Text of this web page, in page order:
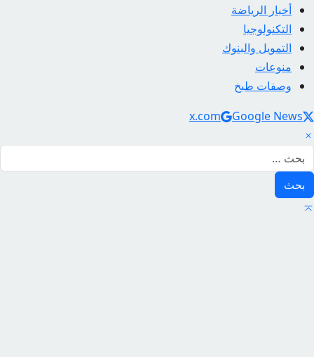
أخبار الرياضة
التكنولوجيا
التمويل والبنوك
منوعات
وصفات طبخ
Social Links
x.com Google News
البحث عن: